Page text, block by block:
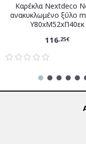
Καρέκλα Nextdeco
ανακυκλωμένο ξύλο
Υ80xM52xΠ40εκ
116,25€